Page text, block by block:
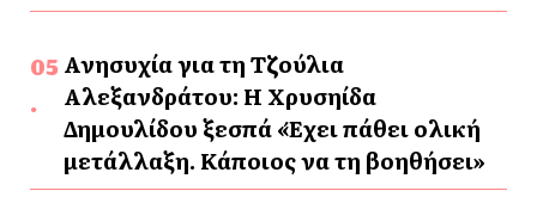
Ανησυχία για τη Τζούλια
Αλεξανδράτου: Η Χρυσηίδα
Δημουλίδου ξεσπά «Έχει πάθει ολική
μετάλλαξη. Κάποιος να τη βοηθήσει»